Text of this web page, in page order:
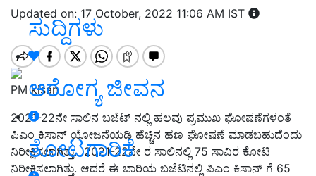
ಸುದ್ದಿಗಳು
ಆರೋಗ್ಯ ಜೀವನ
ತೋಟಗಾರಿಕೆ
Updated on: 17 October, 2022 11:06 AM IST
PM kisan
2021-22ನೇ ಸಾಲಿನ ಬಜೆಟ್ ನಲ್ಲಿ ಹಲವು ಪ್ರಮುಖ ಘೋಷಣೆಗಳಂತೆ
ಪಿಎಂ ಕಿಸಾನ್ ಯೋಜನೆಯಡಿ ಹೆಚ್ಚಿನ ಹಣ ಘೋಷಣೆ ಮಾಡಬಹುದೆಂದು
ನಿರೀಕ್ಷಿಸಲಾಗಿತ್ತು. 2021-22ನೇ ರ ಸಾಲಿನಲ್ಲಿ 75 ಸಾವಿರ ಕೋಟಿ
ನಿರೀಕ್ಷಿಸಲಾಗಿತ್ತು. ಆದರೆ ಈ ಬಾರಿಯ ಬಜೆಟಿನಲ್ಲಿ ಪಿಎಂ ಕಿಸಾನ್ ಗೆ 65